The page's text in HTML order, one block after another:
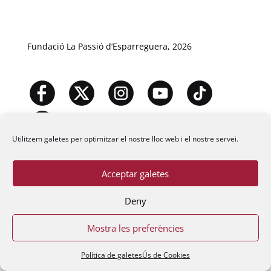
Utilitzem galetes per optimitzar el nostre lloc web i el nostre servei.
Acceptar galetes
Deny
Mostra les preferències
Política de galetesÚs de Cookies
Fundació La Passió d’Esparreguera, 2026